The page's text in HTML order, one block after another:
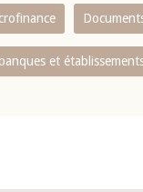
et